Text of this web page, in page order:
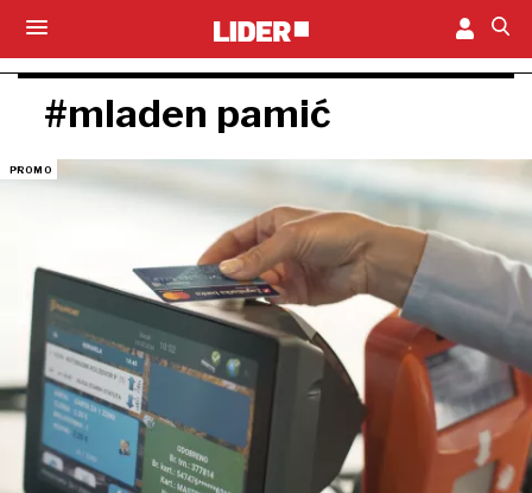
#mladen pamić